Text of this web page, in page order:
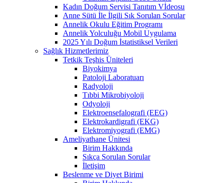
Kadın Doğum Servisi Tanıtım Vİdeosu
Anne Sütü İle İlgili Sık Sorulan Sorular
Annelik Okulu Eğitim Programı
Annelik Yolculuğu Mobil Uygulama
2025 Yılı Doğum İstatistiksel Verileri
Sağlık Hizmetlerimiz
Tetkik Teşhis Üniteleri
Biyokimya
Patoloji Laboratuarı
Radyoloji
Tıbbi Mikrobiyoloji
Odyoloji
Elektroensefalografi (EEG)
Elektrokardigrafi (EKG)
Elektromiyografi (EMG)
Ameliyathane Ünitesi
Birim Hakkında
Sıkça Sorulan Sorular
İletişim
Beslenme ve Diyet Birimi